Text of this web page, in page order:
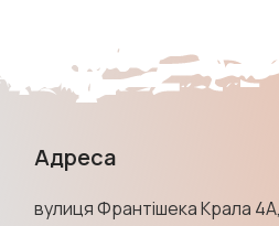
Адреса
вулиця Франтішека Крала